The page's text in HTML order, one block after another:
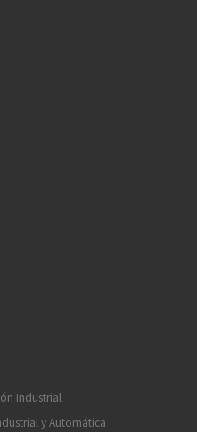
Industrial
y Automática